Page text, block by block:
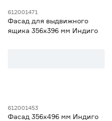
612001471
Фасад для выдвижного
ящика 356х396 мм Индиго
612001453
Фасад 356х496 мм Индиго